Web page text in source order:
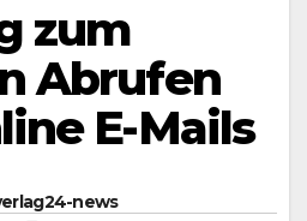
zum
Abrufen
E-Mails
news